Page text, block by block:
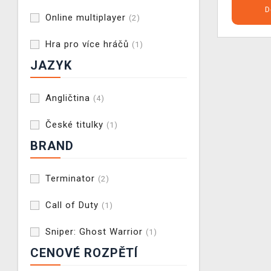
Online multiplayer (2)
Hra pro více hráčů (1)
JAZYK
Angličtina (4)
České titulky (1)
BRAND
Terminator (2)
Call of Duty (1)
Sniper: Ghost Warrior (1)
CENOVÉ ROZPĚTÍ